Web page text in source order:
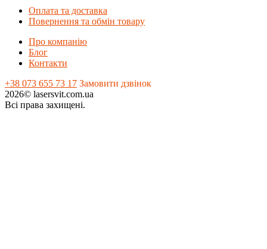
Оплата та доставка
Повернення та обмін товару
Про компанію
Блог
Контакти
+38 073 655 73 17 Замовити дзвінок
2026© lasersvit.com.ua
Всі права захищені.